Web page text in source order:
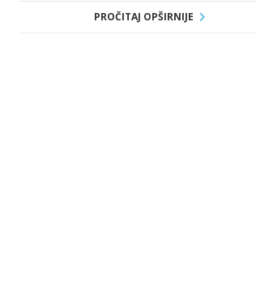
PROČITAJ OPŠIRNIJE